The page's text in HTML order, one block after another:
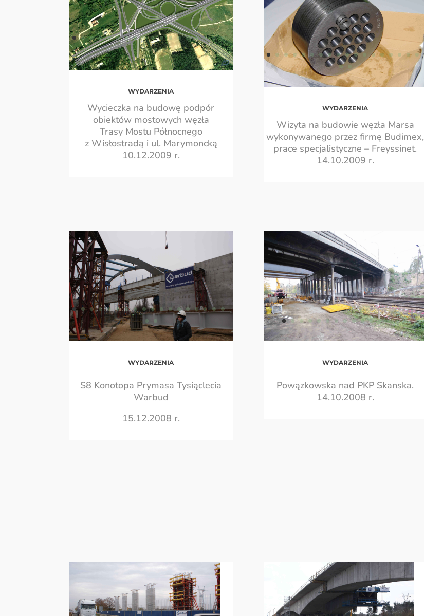
WYDARZENIA
Wycieczka na budowę podpór
obiektów mostowych węzła
Trasy Mostu Północnego
z Wisłostradą i ul. Marymoncką
10.12.2009 r.
WYDARZENIA
Wizyta na budowie węzła Marsa
wykonywanego przez firmę Budimex,
prace specjalistyczne – Freyssinet.
14.10.2009 r.
WYDARZENIA
S8 Konotopa Prymasa Tysiąclecia
Warbud
15.12.2008 r.
WYDARZENIA
Powązkowska nad PKP Skanska.
14.10.2008 r.